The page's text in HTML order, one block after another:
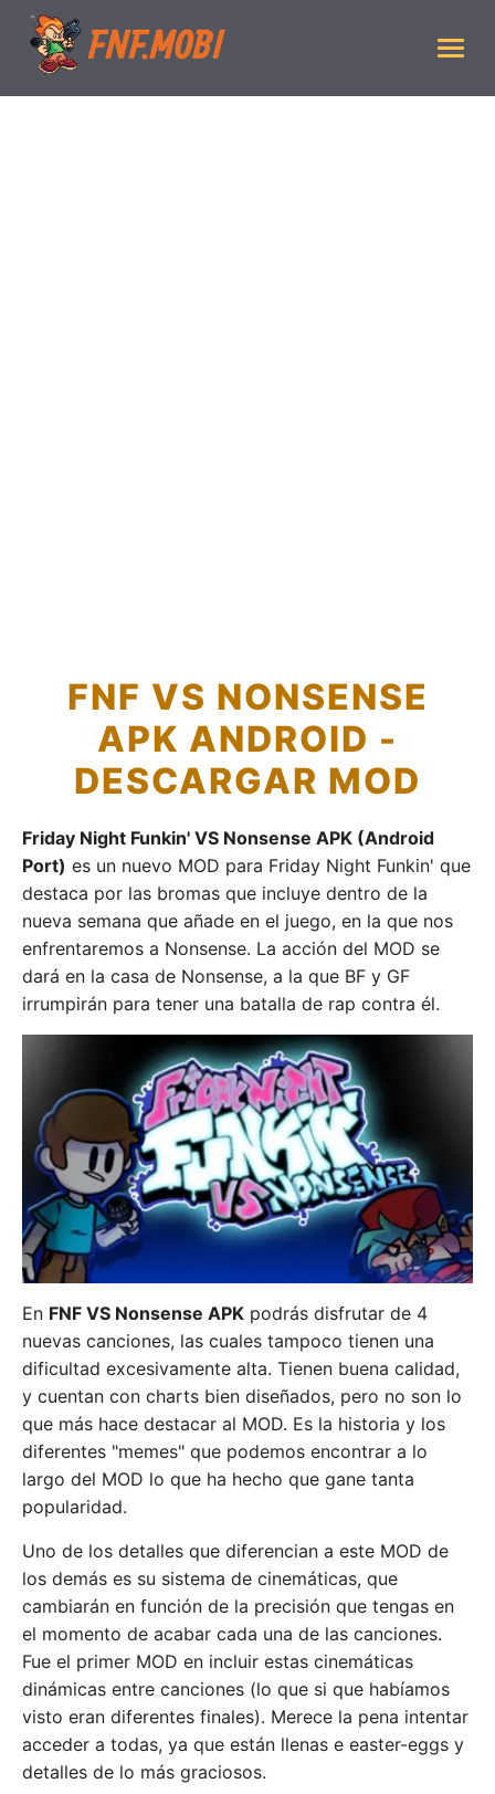
FNF VS NONSENSE
APK ANDROID -
DESCARGAR MOD
Friday Night Funkin' VS Nonsense APK (Android
Port) es un nuevo MOD para Friday Night Funkin' que
destaca por las bromas que incluye dentro de la
nueva semana que añade en el juego, en la que nos
enfrentaremos a Nonsense. La acción del MOD se
dará en la casa de Nonsense, a la que BF y GF
irrumpirán para tener una batalla de rap contra él.
En FNF VS Nonsense APK podrás disfrutar de 4
nuevas canciones, las cuales tampoco tienen una
dificultad excesivamente alta. Tienen buena calidad,
y cuentan con charts bien diseñados, pero no son lo
que más hace destacar al MOD. Es la historia y los
diferentes "memes" que podemos encontrar a lo
largo del MOD lo que ha hecho que gane tanta
popularidad.
Uno de los detalles que diferencian a este MOD de
los demás es su sistema de cinemáticas, que
cambiarán en función de la precisión que tengas en
el momento de acabar cada una de las canciones.
Fue el primer MOD en incluir estas cinemáticas
dinámicas entre canciones (lo que si que habíamos
visto eran diferentes finales). Merece la pena intentar
acceder a todas, ya que están llenas e easter-eggs y
detalles de lo más graciosos.